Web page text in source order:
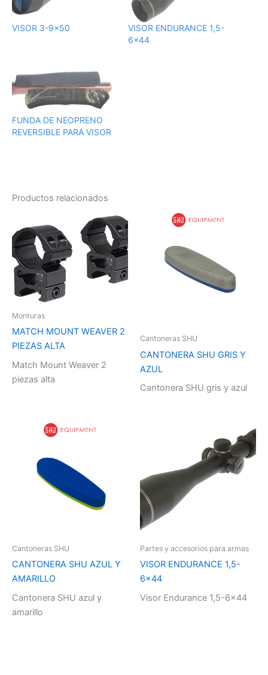
VISOR 3-9×50
VISOR ENDURANCE 1,5-
6×44
FUNDA DE NEOPRENO
REVERSIBLE PARA VISOR
Productos relacionados
Monturas
MATCH MOUNT WEAVER 2
PIEZAS ALTA
Match Mount Weaver 2
piezas alta
Cantoneras SHU
CANTONERA SHU GRIS Y
AZUL
Cantonera SHU gris y azul
Cantoneras SHU
CANTONERA SHU AZUL Y
AMARILLO
Cantonera SHU azul y
amarillo
Partes y accesorios para armas
VISOR ENDURANCE 1,5-
6×44
Visor Endurance 1,5-6×44